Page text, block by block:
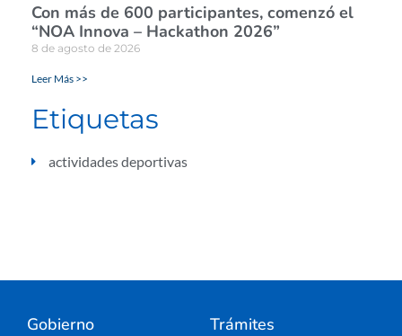
Con más de 600 participantes, comenzó el
“NOA Innova – Hackathon 2026”
8 de agosto de 2026
Leer Más >>
Etiquetas
actividades deportivas
Gobierno Trámites